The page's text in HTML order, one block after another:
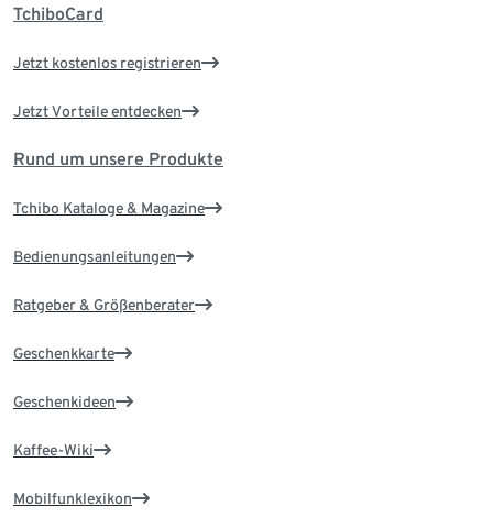
TchiboCard
Jetzt kostenlos registrieren
Jetzt Vorteile entdecken
Rund um unsere Produkte
Tchibo Kataloge & Magazine
Bedienungsanleitungen
Ratgeber & Größenberater
Geschenkkarte
Geschenkideen
Kaffee-Wiki
Mobilfunklexikon